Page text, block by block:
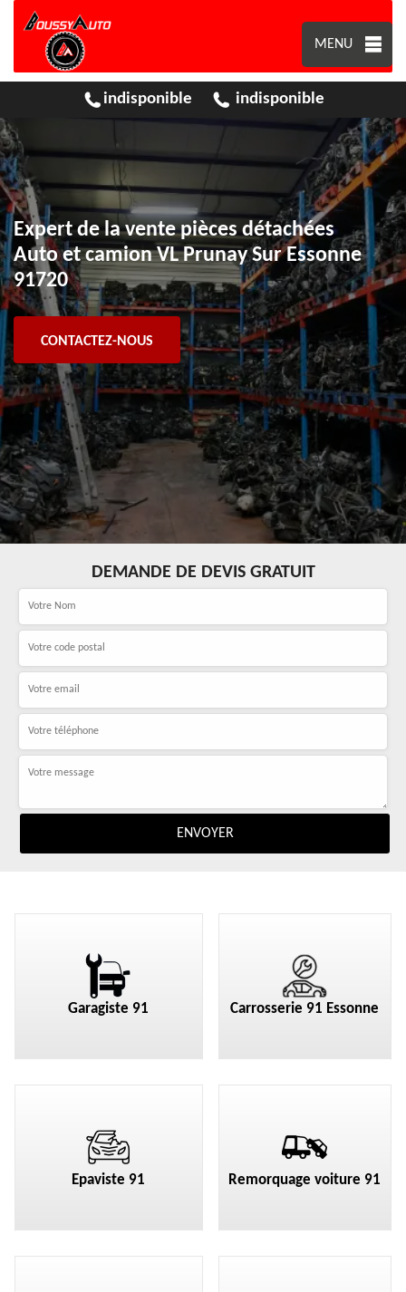
MENU
indisponible indisponible
Expert de la vente pièces détachées
Auto et camion VL Prunay Sur Essonne
91720
CONTACTEZ-NOUS
DEMANDE DE DEVIS GRATUIT
Garagiste 91 Carrosserie 91 Essonne
Epaviste 91 Remorquage voiture 91